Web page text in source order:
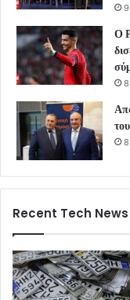
Ο
Recent Tech News